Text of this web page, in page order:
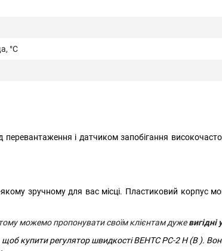
°С
і датчиком запобігання
зручному для вас місці. Пластиковий корпус
можемо пропонувати своїм клієнтам дужевигідні
купити регулятор швидкості ВЕНТС РС-2 Н (В ).